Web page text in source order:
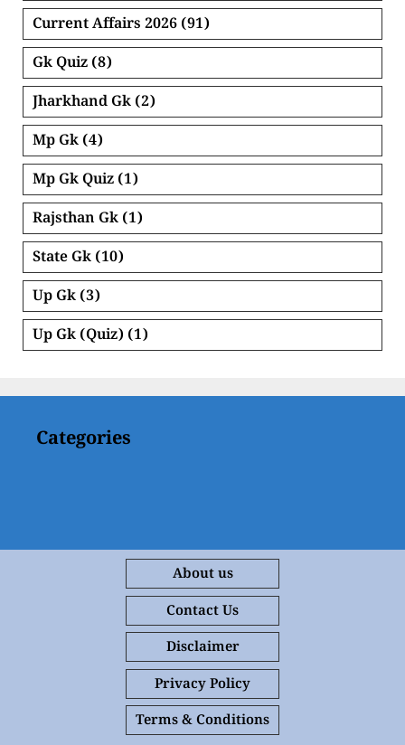
Current Affairs 2026 (91)
Gk Quiz (8)
Jharkhand Gk (2)
Mp Gk (4)
Mp Gk Quiz (1)
Rajsthan Gk (1)
State Gk (10)
Up Gk (3)
Up Gk (Quiz) (1)
Categories
About us
Contact Us
Disclaimer
Privacy Policy
Terms & Conditions